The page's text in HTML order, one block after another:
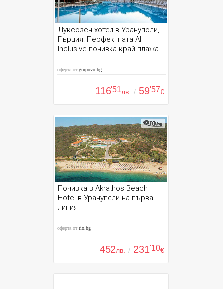
Луксозен хотел в Урануполи,
Гърция: Перфектната All
Inclusive почивка край плажа
оферта отgrupovo.bg
116'51лв. / 59'57€
Почивка в Akrathos Beach
Hotel в Урануполи на първа
линия
оферта отrio.bg
452лв. / 231'10€